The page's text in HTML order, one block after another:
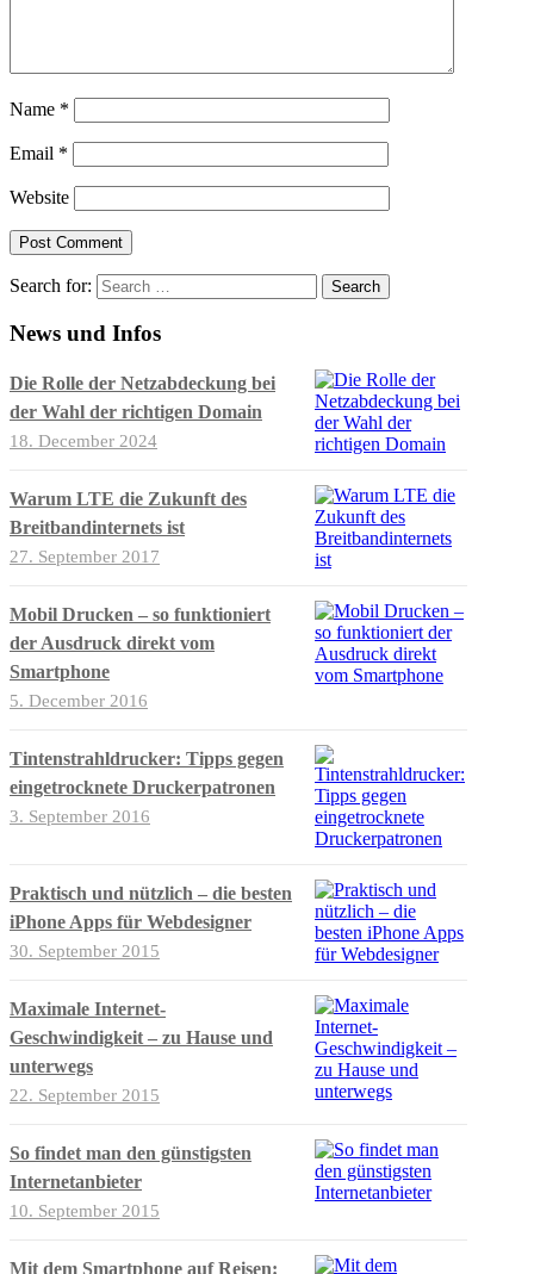
Name *
Email *
Website
Search for:
News und Infos
Die Rolle der Netzabdeckung bei
der Wahl der richtigen Domain
18. December 2024
Warum LTE die Zukunft des
Breitbandinternets ist
27. September 2017
Mobil Drucken – so funktioniert
der Ausdruck direkt vom
Smartphone
5. December 2016
Tintenstrahldrucker: Tipps gegen
eingetrocknete Druckerpatronen
3. September 2016
Praktisch und nützlich – die besten
iPhone Apps für Webdesigner
30. September 2015
Maximale Internet-
Geschwindigkeit – zu Hause und
unterwegs
22. September 2015
So findet man den günstigsten
Internetanbieter
10. September 2015
Mit dem Smartphone auf Reisen: